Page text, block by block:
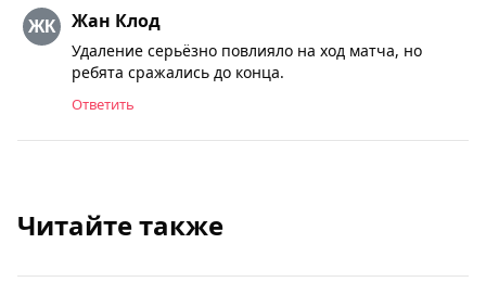
Жан Клод
Удаление серьёзно повлияло на ход матча, но
ребята сражались до конца.
Ответить
Читайте также